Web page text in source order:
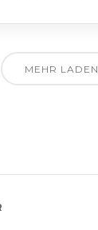
MEHR LADEN